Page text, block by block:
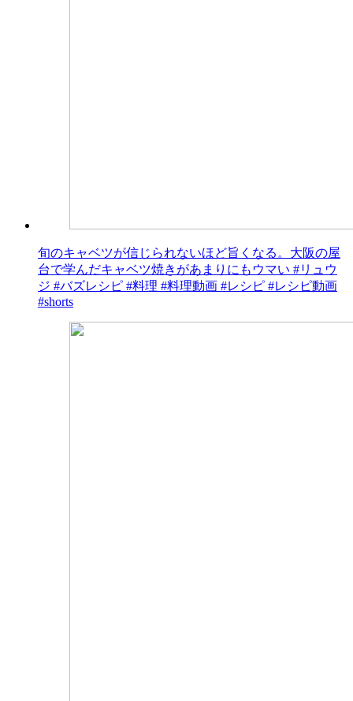
旬のキャベツが信じられないほど旨くなる。大阪の屋
台で学んだキャベツ焼きがあまりにもウマい #リュウ
ジ #バズレシピ #料理 #料理動画 #レシピ #レシピ動画
#shorts